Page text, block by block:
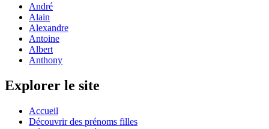
André
Alain
Alexandre
Antoine
Albert
Anthony
Explorer le site
Accueil
Découvrir des prénoms filles